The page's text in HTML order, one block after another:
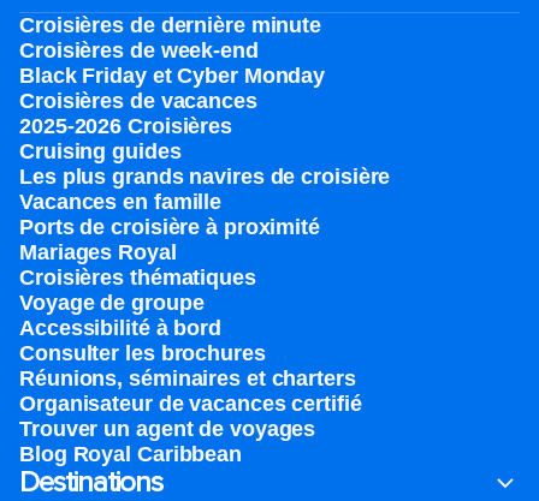
Croisières de dernière minute
Croisières de week-end
Black Friday et Cyber Monday
Croisières de vacances
2025-2026 Croisières
Cruising guides
Les plus grands navires de croisière
Vacances en famille
Ports de croisière à proximité
Mariages Royal
Croisières thématiques
Voyage de groupe​
Accessibilité à bord​
Consulter les brochures
Réunions, séminaires et charters
Organisateur de vacances certifié
Trouver un agent de voyages
Blog Royal Caribbean
Destinations